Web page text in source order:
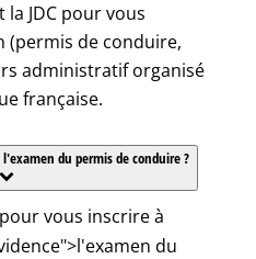
JDC pour vous
(permis de conduire,
administratif organisé
française.
du permis de conduire ?
vous inscrire à
du